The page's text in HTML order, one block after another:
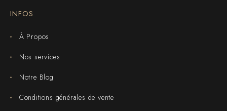
INFOS
À Propos
Nos services
Notre Blog
Conditions générales de vente